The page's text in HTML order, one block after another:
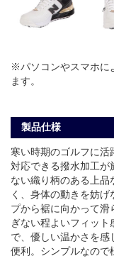
※パソコンやスマホに
ます。
製品仕様
寒い時期のゴルフに活
対応できる撥水加工が
ない織り柄のある上品
く、身体の動きを妨
プから裾に向かって滑
ぎない程よいフィット
で、優しい温かさを感
便利。シンプルなので